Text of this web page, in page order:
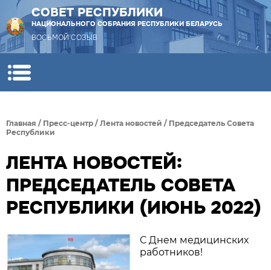
СОВЕТ РЕСПУБЛИКИ
НАЦИОНАЛЬНОГО СОБРАНИЯ РЕСПУБЛИКИ БЕЛАРУСЬ
ВОСЬМОЙ СОЗЫВ
Главная / Пресс-центр / Лента новостей / Председатель Совета
Республики
ЛЕНТА НОВОСТЕЙ:
ПРЕДСЕДАТЕЛЬ СОВЕТА
РЕСПУБЛИКИ (ИЮНЬ 2022)
С Днем медицинских
работников!